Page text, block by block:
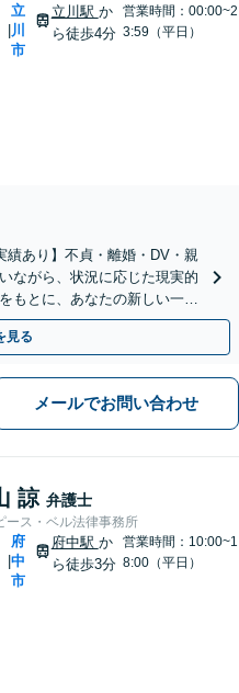
立
川
市
立川駅 か
ら徒歩4分
営業時間：00:00~2
3:59（平日）
績あり】不貞・離婚・DV・親
ながら、状況に応じた現実的
もとに、あなたの新しい一歩
面談可】
見る
メールでお問い合わせ
諒 弁護士
ース・ベル法律事務所
府
中
市
府中駅 か
ら徒歩3分
営業時間：10:00~1
8:00（平日）